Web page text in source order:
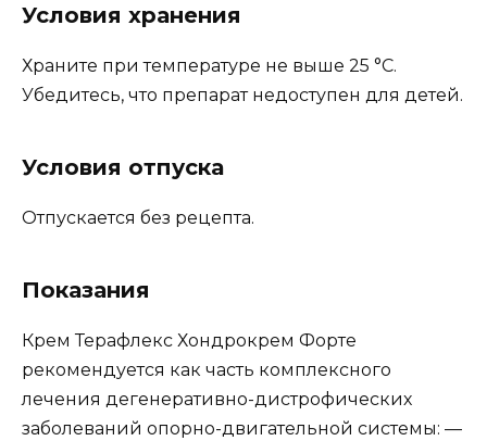
Условия хранения
Храните при температуре не выше 25 °C.
Убедитесь, что препарат недоступен для детей.
Условия отпуска
Отпускается без рецепта.
Показания
Крем Терафлекс Хондрокрем Форте
рекомендуется как часть комплексного
лечения дегенеративно-дистрофических
заболеваний опорно-двигательной системы: —